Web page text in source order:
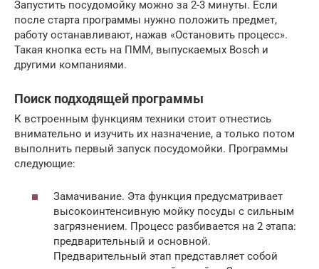
Запустить посудомойку можно за 2-3 минуты. Если
после старта программы нужно положить предмет,
работу останавливают, нажав «Остановить процесс».
Такая кнопка есть на ПММ, выпускаемых Bosch и
другими компаниями.
Поиск подходящей программы
К встроенным функциям техники стоит отнестись
внимательно и изучить их назначение, а только потом
выполнить первый запуск посудомойки. Программы
следующие:
Замачивание. Эта функция предусматривает
высокоинтенсивную мойку посуды с сильным
загрязнением. Процесс разбивается на 2 этапа:
предварительный и основной.
Предварительный этап представляет собой